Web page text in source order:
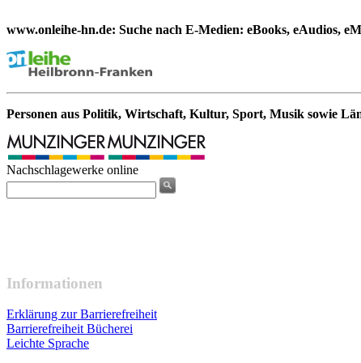
www.onleihe-hn.de: Suche nach E-Medien: eBooks, eAudios,
Personen aus Politik, Wirtschaft, Kultur, Sport, Musik sowie
Nachschlagewerke online
Informationen
Erklärung zur Barrierefreiheit
Barrierefreiheit Bücherei
Leichte Sprache